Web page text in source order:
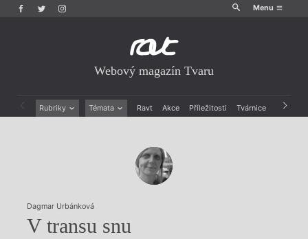
Menu
Webový magazín Tvaru
Rubriky Témata Ravt Akce Příležitosti Tvárnice Archiv
Dagmar Urbánková
V transu snu